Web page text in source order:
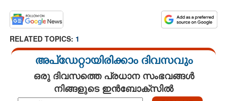
RELATED TOPICS: 1
അപ്ഡേറ്റായിരിക്കാം ദിവസവും
ഒരു ദിവസത്തെ പ്രധാന സംഭവങ്ങൾ
നിങ്ങളുടെ ഇൻബോക്സിൽ